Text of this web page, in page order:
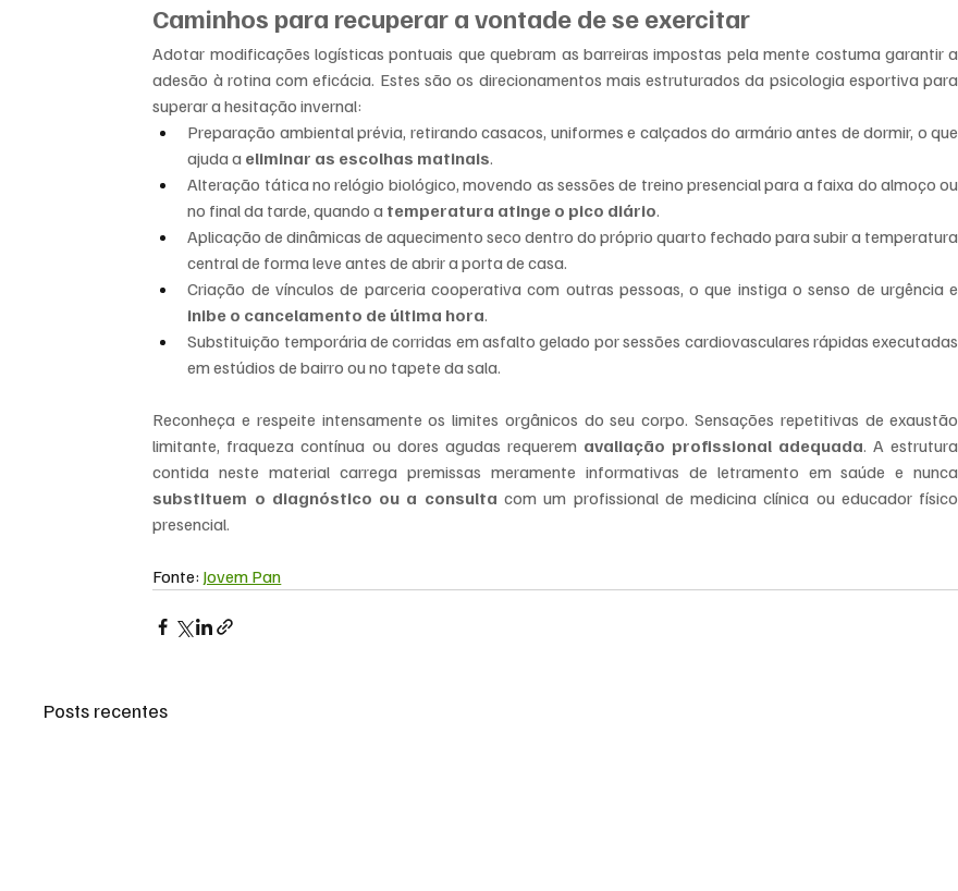
Caminhos para recuperar a vontade de se exercitar
Adotar modificações logísticas pontuais que quebram as barreiras impostas pela mente costuma garantir a
adesão à rotina com eficácia. Estes são os direcionamentos mais estruturados da psicologia esportiva para
superar a hesitação invernal:
Preparação ambiental prévia, retirando casacos, uniformes e calçados do armário antes de dormir, o que
ajuda a eliminar as escolhas matinais.
Alteração tática no relógio biológico, movendo as sessões de treino presencial para a faixa do almoço ou
no final da tarde, quando a temperatura atinge o pico diário.
Aplicação de dinâmicas de aquecimento seco dentro do próprio quarto fechado para subir a temperatura
central de forma leve antes de abrir a porta de casa.
inibe o cancelamento de última hora.
Substituição temporária de corridas em asfalto gelado por sessões cardiovasculares rápidas executadas
em estúdios de bairro ou no tapete da sala.
Reconheça e respeite intensamente os limites orgânicos do seu corpo. Sensações repetitivas de exaustão
limitante, fraqueza contínua ou dores agudas requerem avaliação profissional adequada. A estrutura
substituem o diagnóstico ou a consulta com um profissional de medicina clínica ou educador físico
presencial.
Fonte: Jovem Pan
Posts recentes